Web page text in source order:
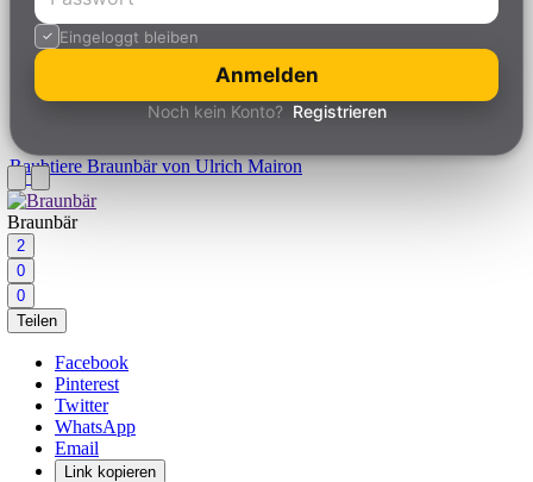
Eingeloggt bleiben
Anmelden
Noch kein Konto? Registrieren
RaubtiereBraunbär von Ulrich Mairon
Braunbär
2
0
0
Teilen
Facebook
Pinterest
Twitter
WhatsApp
Email
Link kopieren